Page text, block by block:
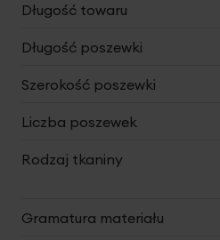
Długość towaru
Długość poszewki
Szerokość poszewki
Liczba poszewek
Rodzaj tkaniny
Gramatura materiału